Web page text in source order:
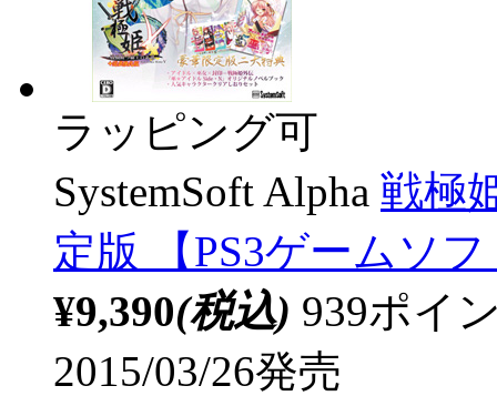
ラッピング可
SystemSoft Alpha 戦極
定版 【PS3ゲームソ
¥9,390(税込) 939ポイ
2015/03/26発売